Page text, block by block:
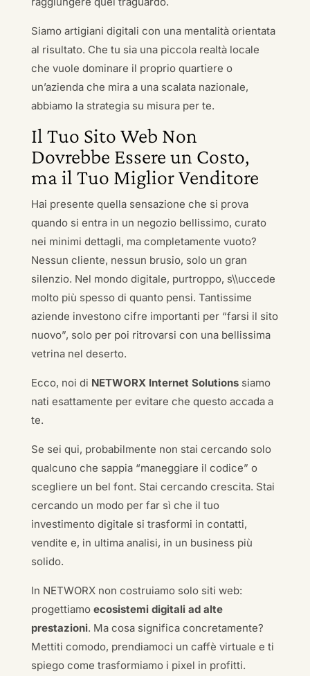
Siamo artigiani digitali con una mentalità orientata
al risultato. Che tu sia una piccola realtà locale
che vuole dominare il proprio quartiere o
un’azienda che mira a una scalata nazionale,
abbiamo la strategia su misura per te.
Il Tuo Sito Web Non
Dovrebbe Essere un Costo,
ma il Tuo Miglior Venditore
Hai presente quella sensazione che si prova
quando si entra in un negozio bellissimo, curato
nei minimi dettagli, ma completamente vuoto?
Nessun cliente, nessun brusio, solo un gran
silenzio. Nel mondo digitale, purtroppo, s\\uccede
molto più spesso di quanto pensi. Tantissime
aziende investono cifre importanti per “farsi il sito
nuovo”, solo per poi ritrovarsi con una bellissima
vetrina nel deserto.
Ecco, noi di NETWORX Internet Solutionssiamo
nati esattamente per evitare che questo accada a
te.
Se sei qui, probabilmente non stai cercando solo
qualcuno che sappia “maneggiare il codice” o
scegliere un bel font. Stai cercando crescita. Stai
cercando un modo per far sì che il tuo
investimento digitale si trasformi in contatti,
vendite e, in ultima analisi, in un business più
solido.
In NETWORX non costruiamo solo siti web:
progettiamo ecosistemi digitali ad alte
prestazioni. Ma cosa significa concretamente?
Mettiti comodo, prendiamoci un caffè virtuale e ti
spiego come trasformiamo i pixel in profitti.